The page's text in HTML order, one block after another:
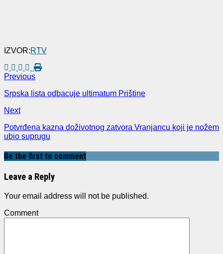
IZVOR:RTV
Previous
Srpska lista odbacuje ultimatum Prištine
Next
Potvrđena kazna doživotnog zatvora Vranjancu koji je nožem
ubio suprugu
Be the first to comment
Leave a Reply
Your email address will not be published.
Comment